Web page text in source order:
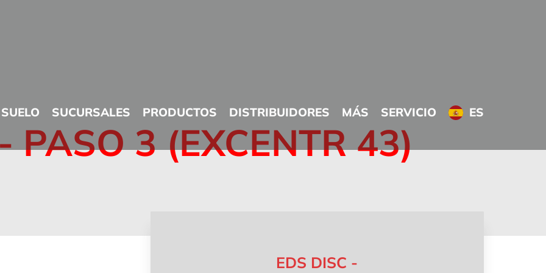
SUCURSALES PRODUCTOS DISTRIBUIDORES MÁS SERVICIO ES
-PASO 3 (EXCENTR 43)
EDS DISC -